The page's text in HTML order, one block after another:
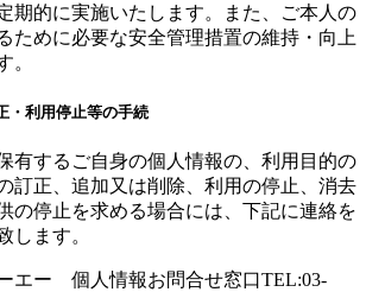
期的に実施いたします。また、ご本人の
ために必要な安全管理措置の維持・向上
。
・利用停止等の手続
有するご自身の個人情報の、利用目的の
訂正、追加又は削除、利用の停止、消去
の停止を求める場合には、下記に連絡を
します。
エー 個人情報お問合せ窓口TEL:03-